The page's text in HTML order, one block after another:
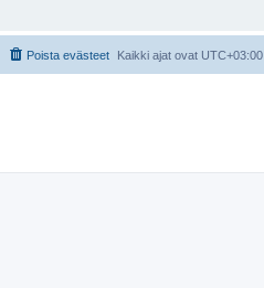
Kaikki ajat ovat UTC+03:00
Poista evästeet